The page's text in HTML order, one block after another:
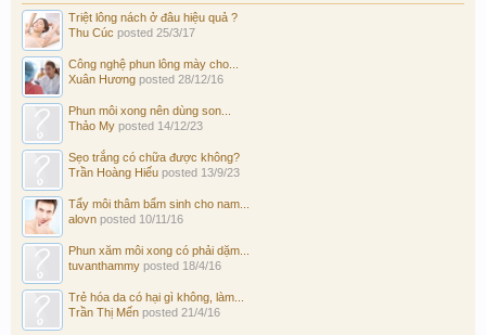
Triệt lông nách ở đâu hiệu quả ?
Thu Cúc posted 25/3/17
Công nghệ phun lông mày cho...
Xuân Hương posted 28/12/16
Phun môi xong nên dùng son...
Thảo My posted 14/12/23
Sẹo trắng có chữa được không?
Trần Hoàng Hiếu posted 13/9/23
Tẩy môi thâm bẩm sinh cho nam...
alovn posted 10/11/16
Phun xăm môi xong có phải dặm...
tuvanthammy posted 18/4/16
Trẻ hóa da có hại gì không, làm...
Trần Thị Mến posted 21/4/16